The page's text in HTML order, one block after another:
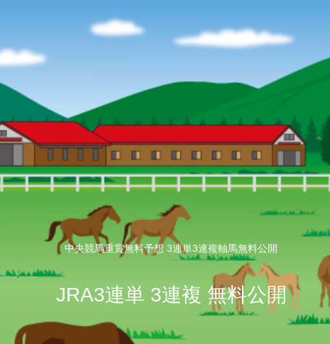
中央競馬重賞無料予想 3連単3連複軸馬無料公開
JRA3連単 3連複 無料公開